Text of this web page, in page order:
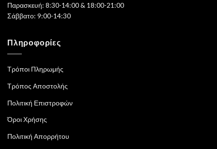
Παρασκευή: 8:30-14:00 & 18:00-21:00
Σάββατο: 9:00-14:30
Πληροφορίες
Τρόποι Πληρωμής
Τρόπος Αποστολής
Πολιτική Επιστροφών
Όροι Χρήσης
Πολιτική Απορρήτου